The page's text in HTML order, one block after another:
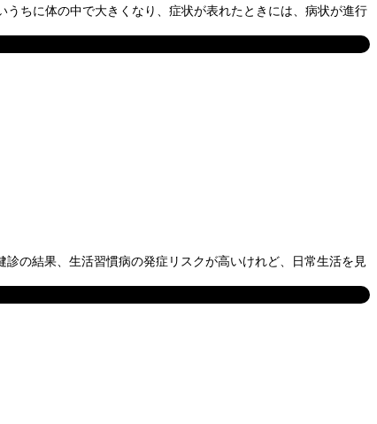
ちに体の中で大きくなり、症状が表れたときには、病状が進行
の結果、生活習慣病の発症リスクが高いけれど、日常生活を見